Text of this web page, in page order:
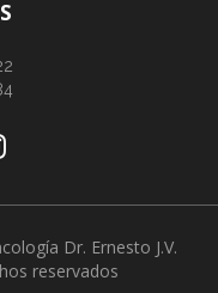
Dr. Ernesto J.V.
reservados